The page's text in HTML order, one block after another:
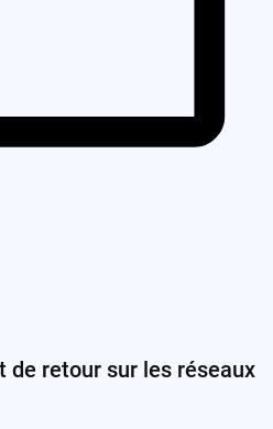
de retour sur les réseaux